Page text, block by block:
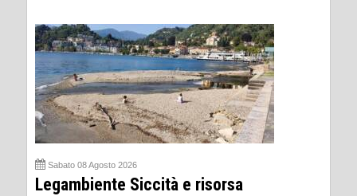
Sabato 08 Agosto 2026
Legambiente Siccità e risorsa